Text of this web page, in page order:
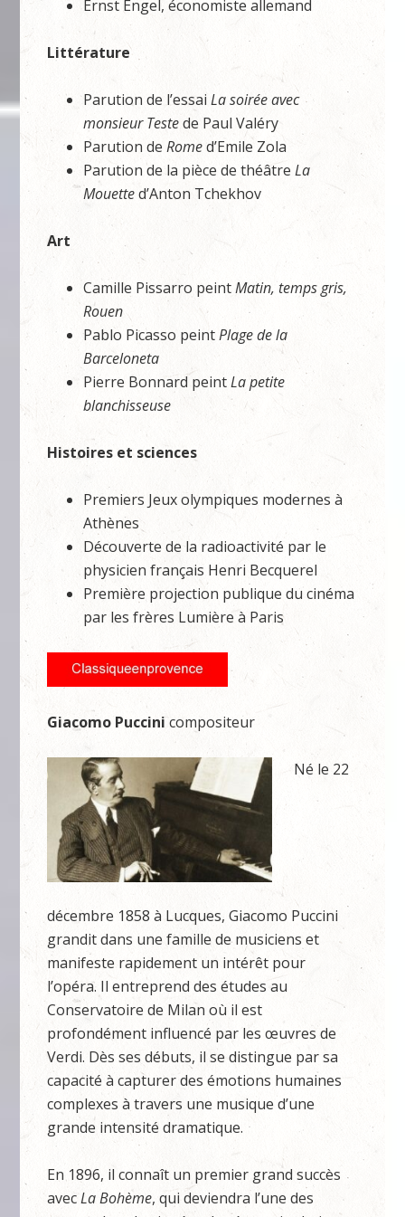
Ernst Engel, économiste allemand
Littérature
Parution de l’essaiLa soirée avec
monsieur Testede Paul Valéry
Parution deRomed’Emile Zola
Parution de la pièce de théâtreLa
Mouetted’Anton Tchekhov
Art
Camille Pissarro peintMatin, temps gris,
Rouen
Pablo Picasso peintPlage de la
Barceloneta
Pierre Bonnard peintLa petite
blanchisseuse
Histoires et sciences
Premiers Jeux olympiques modernes à
Athènes
Découverte de la radioactivité par le
physicien français Henri Becquerel
Première projection publique du cinéma
par les frères Lumière à Paris
Giacomo Puccinicompositeur
Né le 22
décembre 1858 à Lucques, Giacomo Puccini
grandit dans une famille de musiciens et
manifeste rapidement un intérêt pour
l’opéra. Il entreprend des études au
Conservatoire de Milan où il est
profondément influencé par les œuvres de
Verdi. Dès ses débuts, il se distingue par sa
capacité à capturer des émotions humaines
complexes à travers une musique d’une
grande intensité dramatique.
En 1896, il connaît un premier grand succès
avecLa Bohème, qui deviendra l’une des